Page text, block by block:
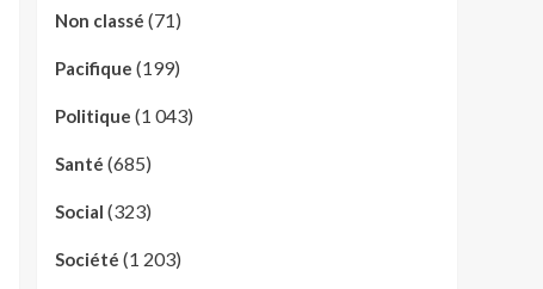
Non classé (71)
Pacifique (199)
Politique (1 043)
Santé (685)
Social (323)
Société (1 203)